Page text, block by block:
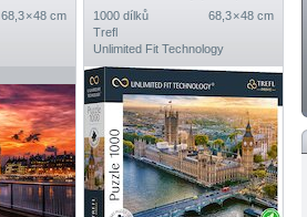
68,3 × 48 cm
1000 dílků
68,3 × 48 cm
Trefl
Unlimited Fit Technology